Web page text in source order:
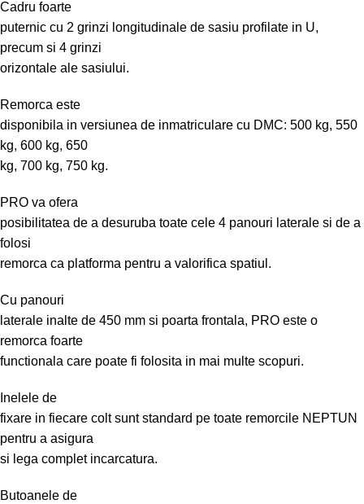
Cadru foarte
puternic cu 2 grinzi longitudinale de sasiu profilate in U,
precum si 4 grinzi
orizontale ale sasiului.
Remorca este
disponibila in versiunea de inmatriculare cu DMC: 500 kg, 550
kg, 600 kg, 650
kg, 700 kg, 750 kg.
PRO va ofera
posibilitatea de a desuruba toate cele 4 panouri laterale si de a
folosi
remorca ca platforma pentru a valorifica spatiul.
Cu panouri
laterale inalte de 450 mm si poarta frontala, PRO este o
remorca foarte
functionala care poate fi folosita in mai multe scopuri.
Inelele de
fixare in fiecare colt sunt standard pe toate remorcile NEPTUN
pentru a asigura
si lega complet incarcatura.
Butoanele de